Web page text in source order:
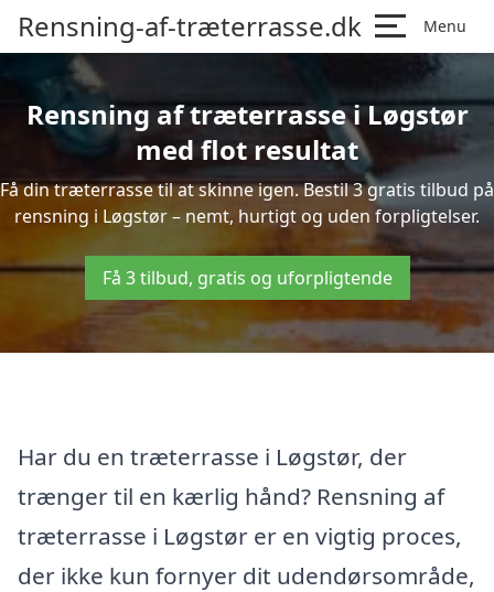
Rensning-af-træterrasse.dk Menu
Rensning af træterrasse i Løgstør
med flot resultat
Få din træterrasse til at skinne igen. Bestil 3 gratis tilbud på
rensning i Løgstør – nemt, hurtigt og uden forpligtelser.
Få 3 tilbud, gratis og uforpligtende
Har du en træterrasse i Løgstør, der
trænger til en kærlig hånd? Rensning af
træterrasse i Løgstør er en vigtig proces,
der ikke kun fornyer dit udendørsområde,